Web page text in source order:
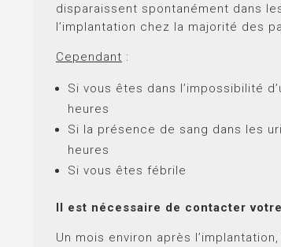
disparaissent spontanément dans
l’implantation chez la majorité des
​Cependant :
Si vous êtes dans l’impossibilité
heures
Si la présence de sang dans les
heures
Si vous êtes fébrile
Il est nécessaire de contacter
Un mois environ après